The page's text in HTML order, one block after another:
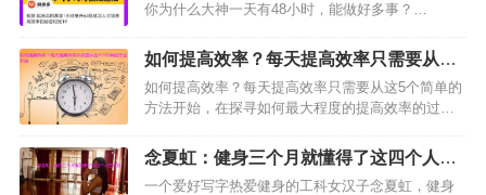
你为什么大神一天有48小时，能做好多事？…
如何提高效率？每天提高效率只需要从这5
个简单的方法开始
如何提高效率？每天提高效率只需要从这5个简单的
方法开始，在探寻如何最大程度的提高效率的过程
你会匆匆吃完早餐，然后努力使自己尽快投入一天
的工作中，每天早上就像…
念夏虹：健身三个月就懂得了这四个人生
道理
一个爱好写字热爱健身的工科女汉子念夏虹，健身